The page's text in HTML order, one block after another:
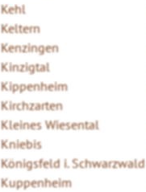
Kehl
Keltern
Kenzingen
Kinzigtal
Kippenheim
Kirchzarten
Kleines Wiesental
Kniebis
Königsfeld i. Schwarzwald
Kuppenheim